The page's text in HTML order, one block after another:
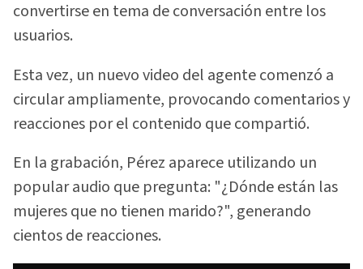
convertirse en tema de conversación entre los
usuarios.
Esta vez, un nuevo video del agente comenzó a
circular ampliamente, provocando comentarios y
reacciones por el contenido que compartió.
En la grabación, Pérez aparece utilizando un
popular audio que pregunta: "¿Dónde están las
mujeres que no tienen marido?", generando
cientos de reacciones.